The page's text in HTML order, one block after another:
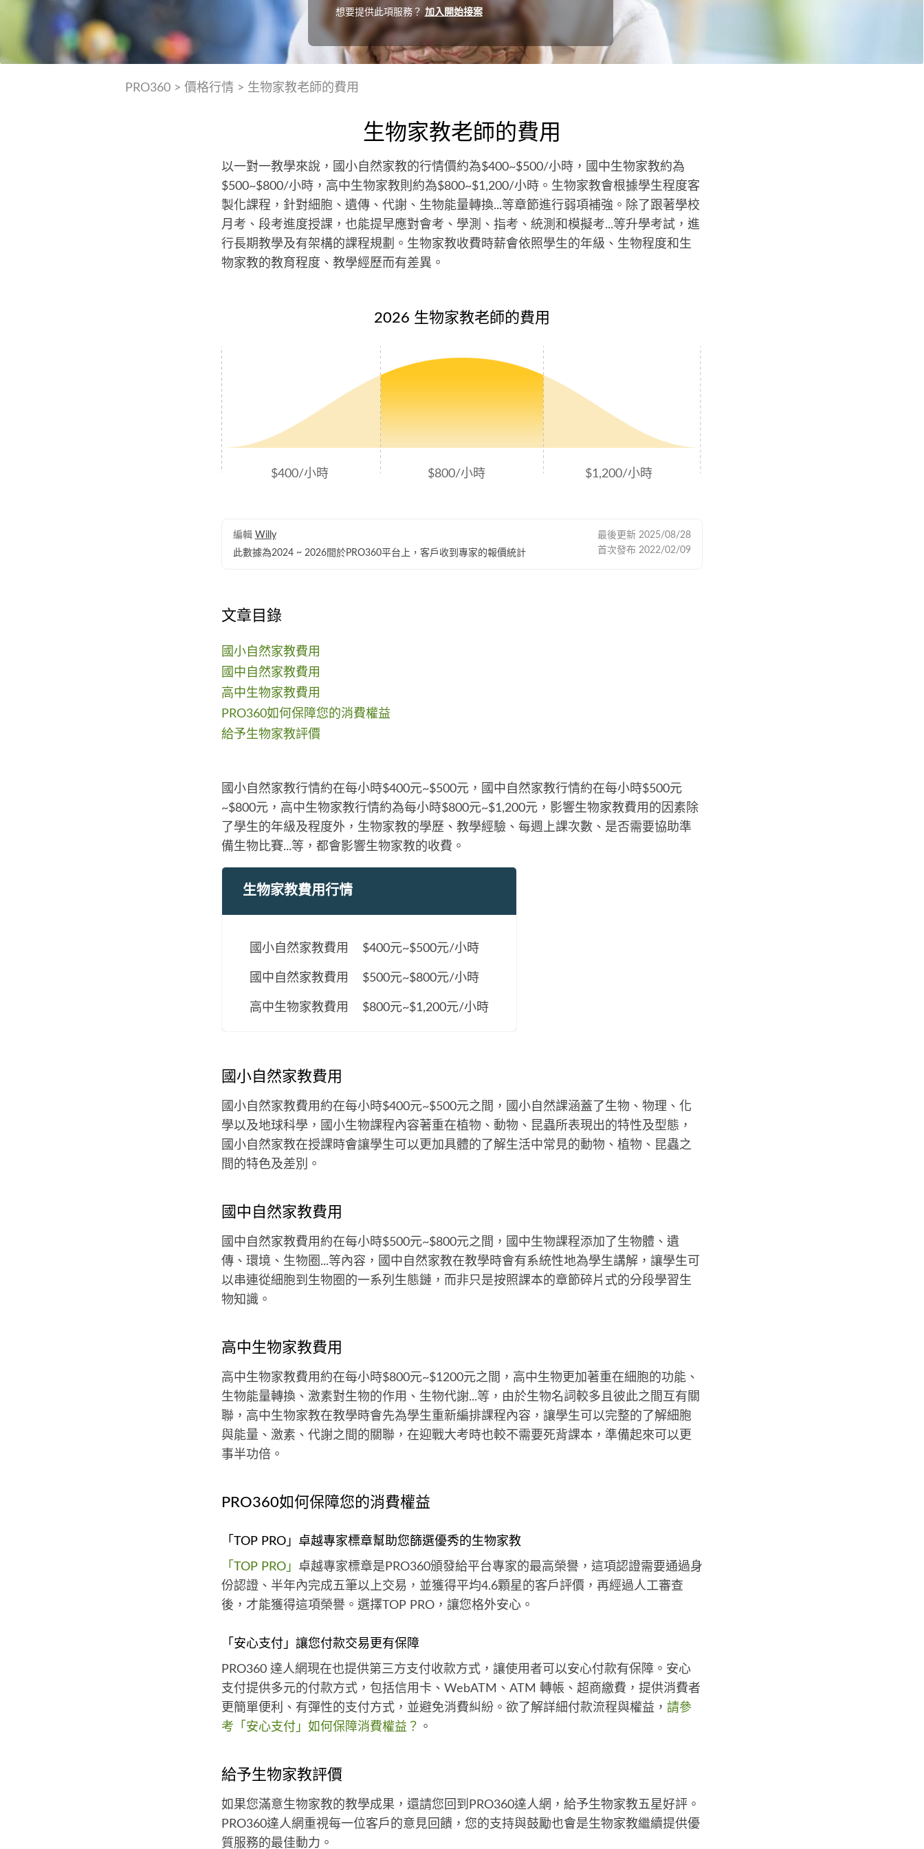
想要提供此項服務？ 加入開始接案
PRO360> 價格行情> 生物家教老師的費用
生物家教老師的費用
以一對一教學來說，國小自然家教的行情價約為$400~$500/小時，國中生物家教約為
$500~$800/小時，高中生物家教則約為$800~$1,200/小時。生物家教會根據學生程度客
製化課程，針對細胞、遺傳、代謝、生物能量轉換...等章節進行弱項補強。除了跟著學校
月考、段考進度授課，也能提早應對會考、學測、指考、統測和模擬考...等升學考試，進
行長期教學及有架構的課程規劃。生物家教收費時薪會依照學生的年級、生物程度和生
物家教的教育程度、教學經歷而有差異。
2026 生物家教老師的費用
$400/小時 $800/小時 $1,200/小時
編輯 Willy
此數據為2024 ~ 2026間於PRO360平台上，客戶收到專家的報價統計
最後更新 2025/08/28
首次發布 2022/02/09
文章目錄
國小自然家教費用
國中自然家教費用
高中生物家教費用
PRO360如何保障您的消費權益
給予生物家教評價
國小自然家教行情約在每小時$400元~$500元，國中自然家教行情約在每小時$500元
~$800元，高中生物家教行情約為每小時$800元~$1,200元，影響生物家教費用的因素除
了學生的年級及程度外，生物家教的學歷、教學經驗、每週上課次數、是否需要協助準
備生物比賽...等，都會影響生物家教的收費。
生物家教費用行情
國小自然家教費用 $400元~$500元/小時
國中自然家教費用 $500元~$800元/小時
高中生物家教費用 $800元~$1,200元/小時
國小自然家教費用
國小自然家教費用約在每小時$400元~$500元之間，國小自然課涵蓋了生物、物理、化
學以及地球科學，國小生物課程內容著重在植物、動物、昆蟲所表現出的特性及型態，
國小自然家教在授課時會讓學生可以更加具體的了解生活中常見的動物、植物、昆蟲之
間的特色及差別。
國中自然家教費用
國中自然家教費用約在每小時$500元~$800元之間，國中生物課程添加了生物體、遺
傳、環境、生物圈...等內容，國中自然家教在教學時會有系統性地為學生講解，讓學生可
以串連從細胞到生物圈的一系列生態鏈，而非只是按照課本的章節碎片式的分段學習生
物知識。
高中生物家教費用
高中生物家教費用約在每小時$800元~$1200元之間，高中生物更加著重在細胞的功能、
生物能量轉換、激素對生物的作用、生物代謝...等，由於生物名詞較多且彼此之間互有關
聯，高中生物家教在教學時會先為學生重新編排課程內容，讓學生可以完整的了解細胞
與能量、激素、代謝之間的關聯，在迎戰大考時也較不需要死背課本，準備起來可以更
事半功倍。
PRO360如何保障您的消費權益
「TOP PRO」卓越專家標章幫助您篩選優秀的生物家教
「TOP PRO」 卓越專家標章是PRO360頒發給平台專家的最高榮譽，這項認證需要通過身
份認證、半年內完成五筆以上交易，並獲得平均4.6顆星的客戶評價，再經過人工審查
後，才能獲得這項榮譽。選擇TOP PRO，讓您格外安心。
「安心支付」讓您付款交易更有保障
PRO360 達人網現在也提供第三方支付收款方式，讓使用者可以安心付款有保障。安心
支付提供多元的付款方式，包括信用卡、WebATM、ATM 轉帳、超商繳費，提供消費者
更簡單便利、有彈性的支付方式，並避免消費糾紛。欲了解詳細付款流程與權益， 請參
考「安心支付」如何保障消費權益？ 。
給予生物家教評價
如果您滿意生物家教的教學成果，還請您回到PRO360達人網，給予生物家教五星好評。
PRO360達人網重視每一位客戶的意見回饋，您的支持與鼓勵也會是生物家教繼續提供優
質服務的最佳動力。